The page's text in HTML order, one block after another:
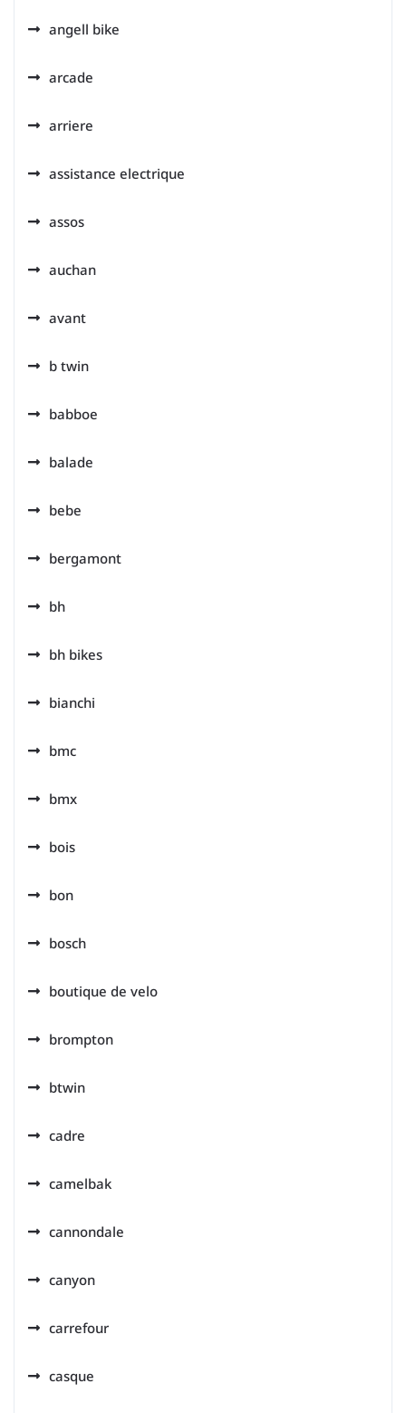
angell bike
arcade
arriere
assistance electrique
assos
auchan
avant
b twin
babboe
balade
bebe
bergamont
bh
bh bikes
bianchi
bmc
bmx
bois
bon
bosch
boutique de velo
brompton
btwin
cadre
camelbak
cannondale
canyon
carrefour
casque